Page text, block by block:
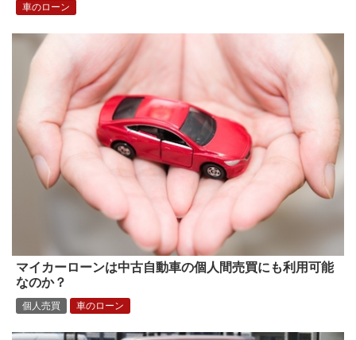
車のローン
マイカーローンは中古自動車の個人間売買にも利用可能
なのか？
個人売買 車のローン